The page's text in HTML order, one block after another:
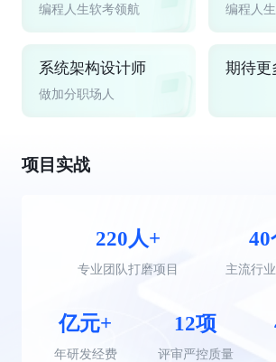
编程人生软考领航 编程人
系统架构设计师
做加分职场人
期待更
项目实战
220人+
专业团队打磨项目
40
主流行
亿元+
年研发经费
12项
评审严控质量